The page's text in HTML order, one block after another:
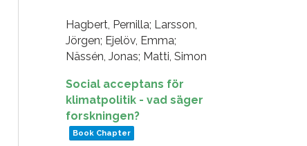
Hagbert, Pernilla; Larsson,
Jörgen; Ejelöv, Emma;
Nässén, Jonas; Matti, Simon
Social acceptans för
klimatpolitik - vad säger
forskningen?
Book Chapter